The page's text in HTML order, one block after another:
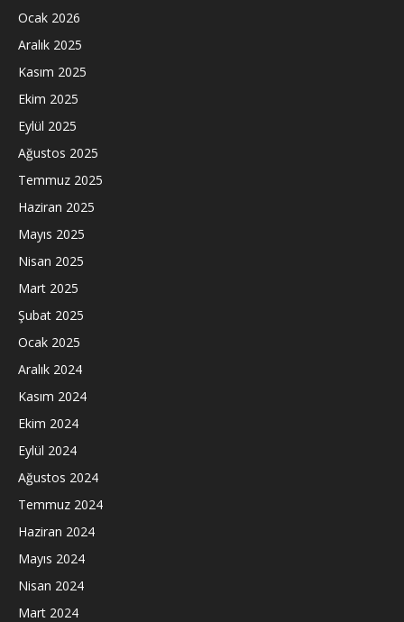
Ocak 2026
Aralık 2025
Kasım 2025
Ekim 2025
Eylül 2025
Ağustos 2025
Temmuz 2025
Haziran 2025
Mayıs 2025
Nisan 2025
Mart 2025
Şubat 2025
Ocak 2025
Aralık 2024
Kasım 2024
Ekim 2024
Eylül 2024
Ağustos 2024
Temmuz 2024
Haziran 2024
Mayıs 2024
Nisan 2024
Mart 2024